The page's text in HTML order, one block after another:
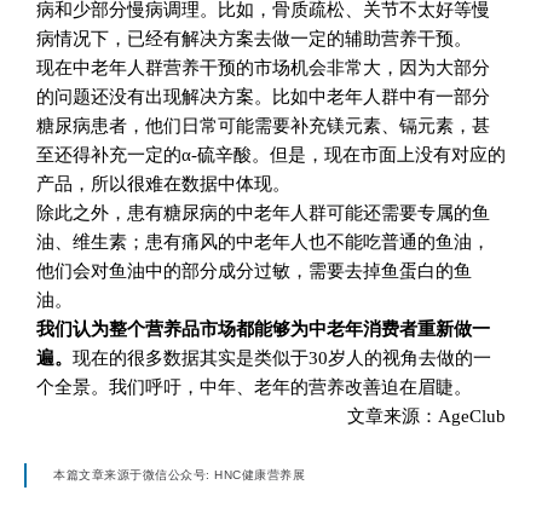
病和少部分慢病调理。比如，骨质疏松、关节不太好等慢
病情况下，已经有解决方案去做一定的辅助营养干预。
现在中老年人群营养干预的市场机会非常大，因为大部分
的问题还没有出现解决方案。比如中老年人群中有一部分
糖尿病患者，他们日常可能需要补充镁元素、镉元素，甚
至还得补充一定的α-硫辛酸。但是，现在市面上没有对应的
产品，所以很难在数据中体现。
除此之外，患有糖尿病的中老年人群可能还需要专属的鱼
油、维生素；患有痛风的中老年人也不能吃普通的鱼油，
他们会对鱼油中的部分成分过敏，需要去掉鱼蛋白的鱼
油。
我们认为整个营养品市场都能够为中老年消费者重新做一
遍。 现在的很多数据其实是类似于30岁人的视角去做的一
个全景。我们呼吁，中年、老年的营养改善迫在眉睫。
文章来源：AgeClub
本篇文章来源于微信公众号: HNC健康营养展